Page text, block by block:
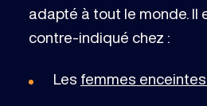
adapté à tout le monde. Il
contre-indiqué chez :
Les femmes enceintes